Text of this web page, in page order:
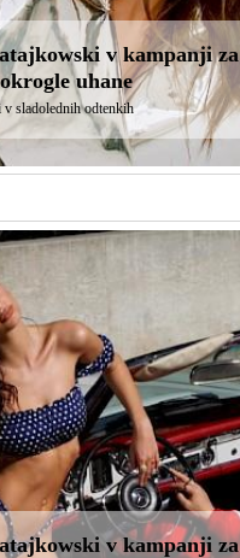
v kampanji za
uhane
sladolednih odtenkih
v kampanji za